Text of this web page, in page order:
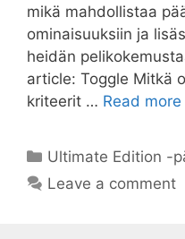
mikä mahdollistaa
ominaisuuksiin ja
heidän
article: Toggle Mitkä
kriteerit … Read more
Categories
Ultimate Edition -
Leave a comment